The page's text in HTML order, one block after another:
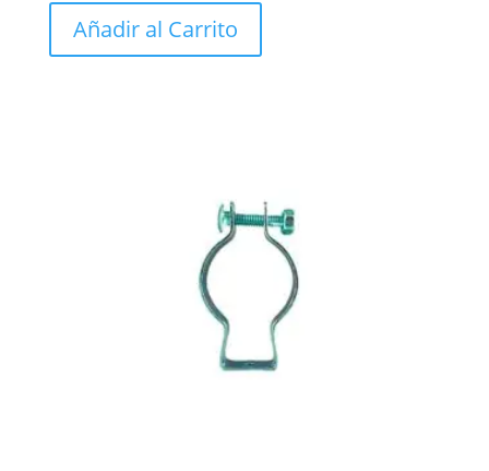
Añadir al Carrito